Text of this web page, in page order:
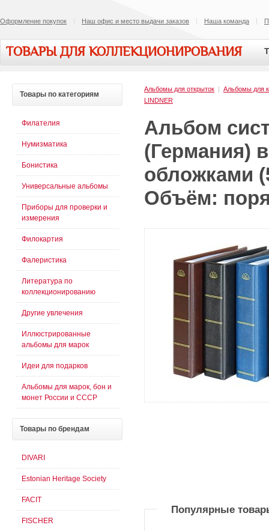
Оформление покупок Наш офис и место выдачи заказов Наша команда
ТОВАРЫ ДЛЯ КОЛЛЕКЦИОНИРОВАНИЯ
Альбомы для открыток | Альбомы для
LINDNER
Альбом
(Германия)
обложками
Объём:
Популярные
Товары по категориям
Филателия
Нумизматика
Бонистика
Универсальные альбомы
Приборы для проверки и
измерения
Филокартия
Фалеристика
Литература по
коллекционированию
Другие увлечения
Иллюстрированные
альбомы для марок
Идеи для подарков
Альбомы для марок, бон и
монет России и СССР
Товары по брендам
DIVARI
Estonian Heritage Society
FACIT
FISCHER